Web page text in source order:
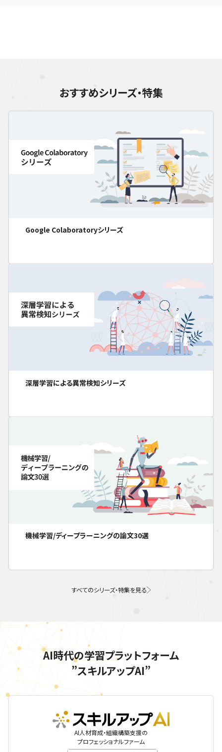
おすすめシリーズ・特集
Google Colaboratoryシリーズ
深層学習による異常検知シリーズ
機械学習/ディープラーニングの論文30選
すべてのシリーズ・特集を見る
AI時代の学習プラットフォーム
”スキルアップAI”
skillupai
AI人材育成・組織構築支援の
プロフェッショナルファーム